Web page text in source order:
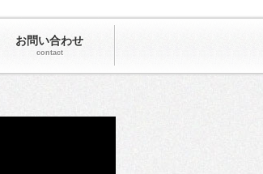
お問い合わせ
contact